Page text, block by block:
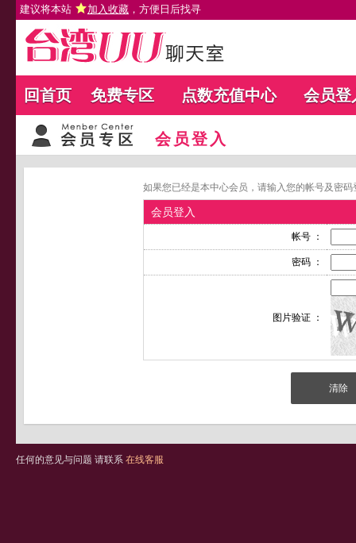
建议将本站 加入收藏 ，方便日后找寻
回首页 免费专区 点数充值中心 会员登
会员登入
如果您已经是本中心会员，请输入您的帐号及密
会员登入
帐号 ：
密码 ：
图片验证 ：
任何的意见与问题 请联系 在线客服